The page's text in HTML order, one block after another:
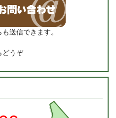
送信できます。
どうぞ